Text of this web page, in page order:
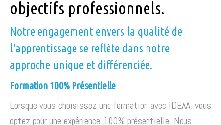
objectifs professionnels.
Notre engagement envers la qualité de
l'apprentissage se reflète dans notre
approche unique et différenciée.
Formation 100% Présentielle
Lorsque vous choisissez une formation avec IDEAA, vous
optez pour une expérience 100% présentielle. Nous